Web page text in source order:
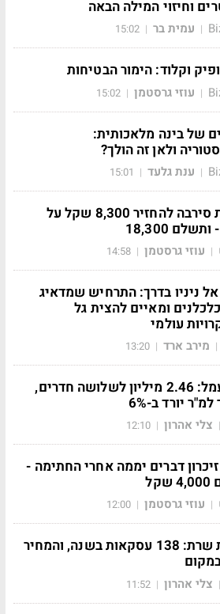
וחיזוי המילה הבאה
| עמית בר |
15:02
וקלוד: הימור הבטיחות
| עוזי גרסטמן |
15:02
של בינה מלאכותית:
ולאן זה הולך?
| ענת גלעד |
15:01
כללית סירבה להחזיר 8,300 שקל על
18,300
| עוזי גרסטמן |
14:58
ניניו בדרך: התרחיש שמדאיג
ומאיים להצית גל
עולמי
| מירב ארד |
13:20
נווה עמל: 2.46 מיליון לשלושה חדרים,
יורד ב-6%
| צלי אהרון |
12:10
דברים יממה אחרי החתימה -
| עוזי גרסטמן |
12:00
קריית שרת: 138 עסקאות בשנה, והמחיר
| צלי אהרון |
11:52